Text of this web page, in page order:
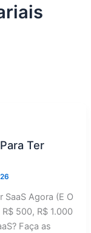
Ter
SaaS Agora (E O
500, R$ 1.000
Faça as